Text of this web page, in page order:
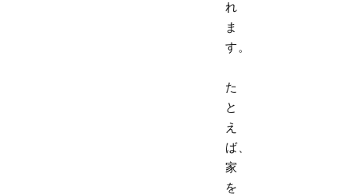
れ
ま
す。
た
と
え
ば、
家
を